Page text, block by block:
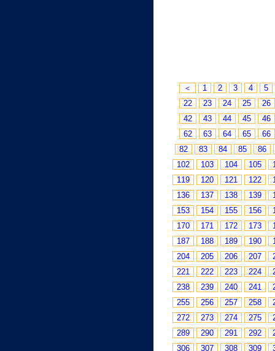
＜ 1 2 3 4
5
22
23 24 25
26
42
43 44 45
46
62
63 64 65
66
82
83 84 85
86
102
103 104 105
119
120 121 122
136
137 138 139
153
154 155 156
170
171 172 173
187
188 189 190
204
205 206 207
221
222 223 224
238
239 240 241
255
256 257 258
272
273 274 275
289
290 291 292
306
307 308 309